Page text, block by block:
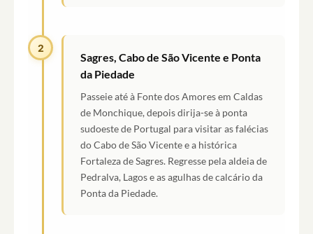
2
Sagres, Cabo de São Vicente e Ponta
da Piedade
Passeie até à Fonte dos Amores em Caldas
de Monchique, depois dirija-se à ponta
sudoeste de Portugal para visitar as falécias
do Cabo de São Vicente e a histórica
Fortaleza de Sagres. Regresse pela aldeia de
Pedralva, Lagos e as agulhas de calcário da
Ponta da Piedade.